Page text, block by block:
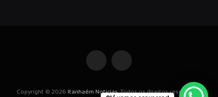
Facebook Instagram
Copyright © 2026Itanhaém Noticias. Todos os direitos reservados.